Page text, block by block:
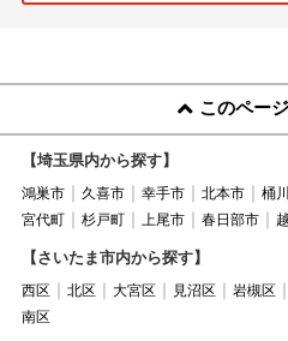
このペー
【埼玉県内から探す】
鴻巣市 久喜市 幸手市 北本市 桶
宮代町
杉戸町 上尾市 春日部市
【さいたま市内から探す】
西区 北区 大宮区 見沼区 岩槻区
南区